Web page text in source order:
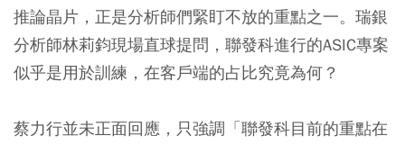
推論晶片，正是分析師們緊盯不放的重點之一。瑞銀
分析師林莉鈞現場直球提問，聯發科進行的ASIC專案
似乎是用於訓練，在客戶端的占比究竟為何？
蔡力行並未正面回應，只強調「聯發科目前的重點在